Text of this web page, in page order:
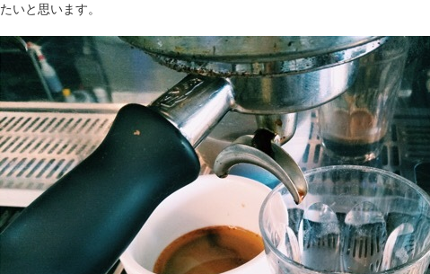
たいと思います。